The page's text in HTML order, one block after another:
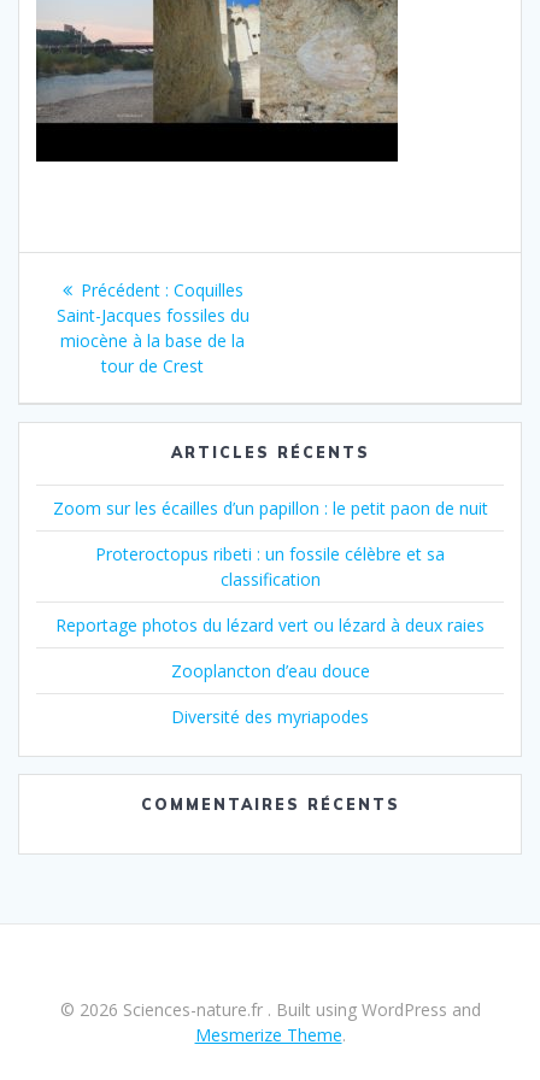
Navigation
de
l’article
Précédent : Article
précédent
:
Coquilles
Saint-Jacques fossiles du
miocène à la base de la
tour de Crest
ARTICLES RÉCENTS
Zoom sur les écailles d’un papillon : le petit paon de nuit
Proteroctopus ribeti : un fossile célèbre et sa
classification
Reportage photos du lézard vert ou lézard à deux raies
Zooplancton d’eau douce
Diversité des myriapodes
COMMENTAIRES RÉCENTS
© 2026 Sciences-nature.fr . Built using WordPress and
Mesmerize Theme.